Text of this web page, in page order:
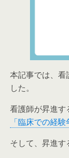
本記事では、 看
した。
看護師が昇進す
「臨床での経験
そして、昇進す